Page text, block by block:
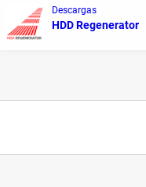
Descargas
HDD Regenerator